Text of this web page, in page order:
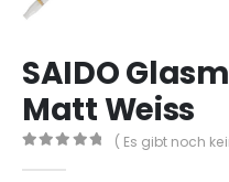
SAIDO
Matt Weiss
( Es gibt noch